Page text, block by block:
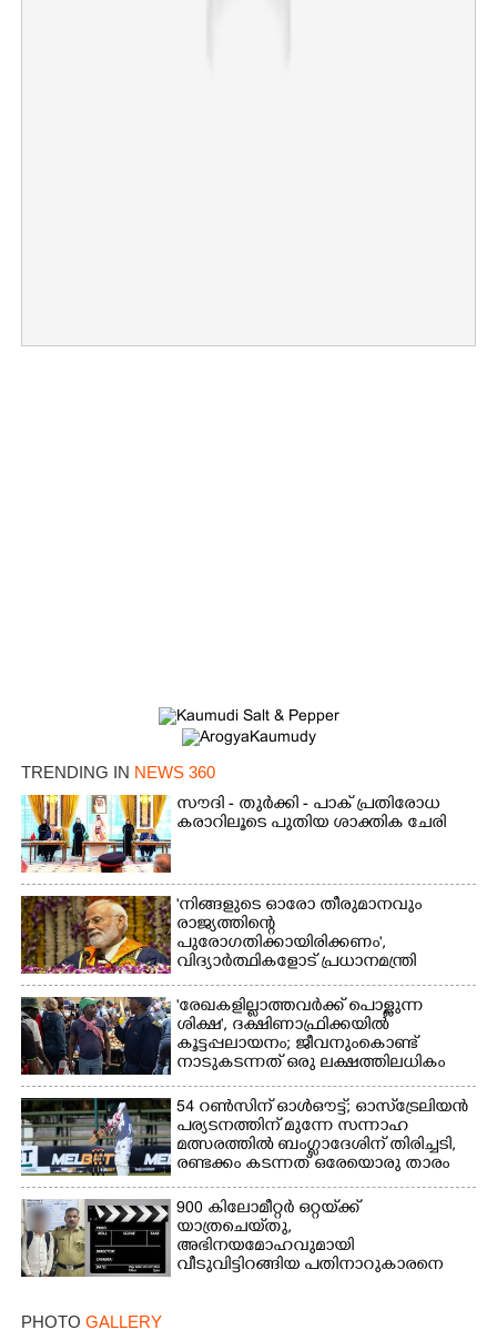
TRENDING IN NEWS 360
സൗദി - തുർക്കി - പാക് പ്രതിരോധ
കരാറിലൂടെ പുതിയ ശാക്തിക ചേരി
'നിങ്ങളുടെ ഓരോ തീരുമാനവും
രാജ്യത്തിന്റെ
പുരോഗതിക്കായിരിക്കണം',​
വിദ്യാർത്ഥികളോട് പ്രധാനമന്ത്രി
'രേഖകളില്ലാത്തവർക്ക് പൊള്ളുന്ന
ശിക്ഷ', ദക്ഷിണാഫ്രിക്കയിൽ
കൂട്ടപ്പലായനം; ജീവനുംകൊണ്ട്
നാടുകടന്നത് ഒരു ലക്ഷത്തിലധികം
പേർ
54 റൺസിന് ഓൾഔട്ട്; ഓസ്‌ട്രേലിയൻ
പര്യടനത്തിന് മുന്നേ സന്നാഹ
മത്സരത്തിൽ ബംഗ്ലാദേശിന് തിരിച്ചടി,
രണ്ടക്കം കടന്നത് ഒരേയൊരു താരം
900 കിലോമീറ്റർ ഒറ്റയ്‌ക്ക്
യാത്രചെ‌യ്‌തു,​
അഭിനയമോഹവുമായി
വീടുവിട്ടിറങ്ങിയ പതിനാറുകാരനെ
PHOTO GALLERY